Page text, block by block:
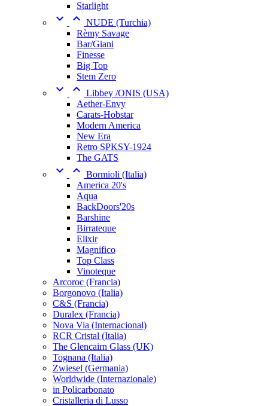
Starlight
  NUDE (Turchia)
Rèmy Savage
Bar/Giani
Finesse
Big Top
Stem Zero
  Libbey /ONIS (USA)
Aether-Envy
Carats-Hobstar
Modern America
New Era
Retro SPKSY-1924
The GATS
  Bormioli (Italia)
America 20's
Aqua
BackDoors'20s
Barshine
Birrateque
Elixir
Magnifico
Top Class
Vinoteque
Arcoroc (Francia)
Borgonovo (Italia)
C&S (Francia)
Duralex (Francia)
Nova Via (Internacional)
RCR Cristal (Italia)
The Glencairn Glass (UK)
Tognana (Italia)
Zwiesel (Germania)
Worldwide (Internazionale)
in Policarbonato
Cristalleria di Lusso